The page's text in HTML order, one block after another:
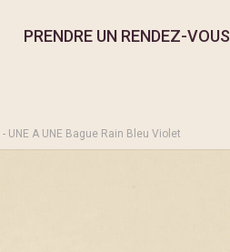
PRENDRE UN RENDEZ-VOUS
- UNE A UNE Bague Rain Bleu Violet